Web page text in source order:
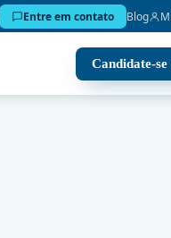
Entre em contato Blog
Candidate-